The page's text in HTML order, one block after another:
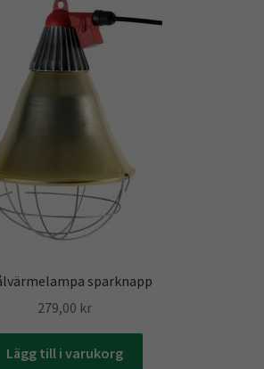
sparknapp
279,00 kr
Lägg till i varukorg